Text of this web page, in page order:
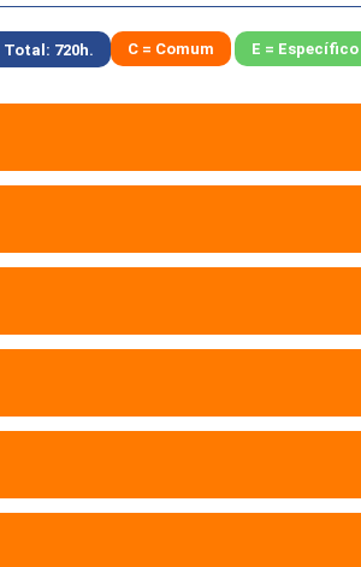
Total: 720h. C = Comum E = Específico